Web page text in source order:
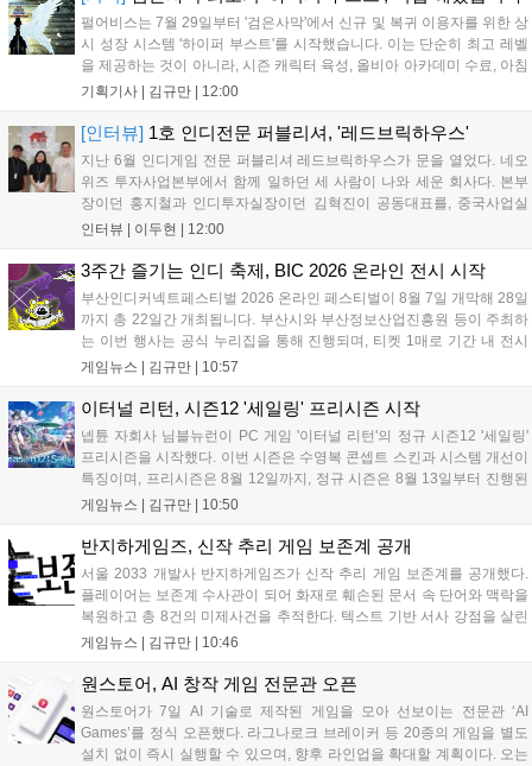
펄어비스는 7월 29일부터 '검은사막'에서 신규 및 복귀 이용자를 위한 상
시 성장 시스템 '하이퍼 부스트'를 시작했습니다. 이는 단순히 최고 레벨
을 제공하는 것이 아니라, 시즌 캐릭터 육성, 올비아 아카데미 수료, 아침
의 나라 설화 진행 등 4단계 과정을 통해 게임에 적응하며 공방합 750을
장비와 검은별 무기, 카라자드 장신구 등을 획득해 주요 콘텐츠에 진입
할 수 있습니다....
기획기사 | 김규만 12:00
[인터뷰] 1호 인디전문 퍼블리셔, '레드브릭하우스'
지난 6월 인디게임 전문 퍼블리셔 레드브릭하우스가 문을 열었다. 네오
위즈 투자사업본부에서 함께 일하던 세 사람이 나와 세운 회사다. 본부
장이던 홍지철과 인디투자실장이던 김혁진이 공동대표를, 중국사업실
장이던 이민정이 이사를 맡았다. 출범 한 달여 만에 위메이드맥스의 전
들어왔다. 서비스 중인...
인터뷰 | 이두현 12:00
3주간 즐기는 인디 축제, BIC 2026 온라인 전시 시작
부산인디커넥트페스티벌 2026 온라인 페스티벌이 8월 7일 개막해 28일
까지 총 22일간 개최됩니다. 부산시와 부산정보산업진흥원 등이 주최하
는 이번 행사는 공식 누리집을 통해 진행되며, 티켓 1매로 기간 내 전시
작을 제한 없이 체험할 수 있습니다. 일반 및 루키 부문 등 다양한 인디게
세계 누구나 참여 가능한 이번 행사는 역대 최대 규모로 열려 인디게임
생태계 확장에 기여할 전망입니다....
게임뉴스 | 김규만 10:57
이터널 리턴, 시즌12 '세일링' 프리시즌 시작
넵튠 자회사 님블뉴런이 PC 게임 '이터널 리턴'의 정규 시즌12 '세일링'
프리시즌을 시작했다. 이번 시즌은 수영복 콘셉트 스킨과 시스템 개선이
특징이며, 프리시즌은 8월 12일까지, 정규 시즌은 8월 13일부터 진행된
다. 실험체 관찰일지 추가와 후반부 전략 강화를 위한 다중 크로노 스피
대를 모으고 있다....
게임뉴스 | 김규만 10:50
반지하게임즈, 신작 추리 게임 보존계 공개
서울 2033 개발사 반지하게임즈가 신작 추리 게임 보존계를 공개했다.
플레이어는 보존계 수사관이 되어 화재로 훼손된 문서 속 단어와 맥락을
복원하고 총 8건의 미제사건을 추적한다. 텍스트 기반 서사 강점을 살린
이번 게임은 정보 조합과 사건 재구성이 핵심이며, 현재 스팀 상점 페이
개발에 박차를 가하고 있다....
게임뉴스 | 김규만 10:46
원스토어, AI 창작 게임 전문관 오픈
원스토어가 7일 AI 기술로 제작된 게임을 모아 선보이는 전문관 ‘AI
Games’를 정식 오픈했다. 라그나로크 브레이커 등 20종의 게임을 별도
설치 없이 즉시 실행할 수 있으며, 향후 라인업을 확대할 계획이다. 오는